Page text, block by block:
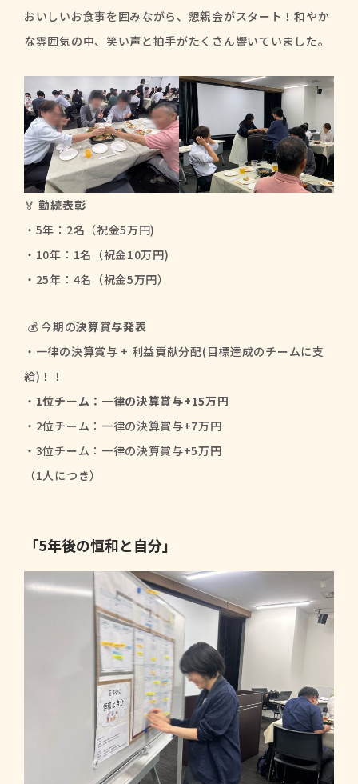
おいしいお食事を囲みながら、懇親会がスタート！和やか
な雰囲気の中、笑い声と拍手がたくさん響いていました。
🏅勤続表彰
・5年：2名（祝金5万円)
・10年：1名（祝金10万円)
・25年：4名（祝金5万円）
💰 今期の決算賞与発表
・一律の決算賞与 + 利益貢献分配(目標達成のチームに支
給)！！
・ 1位チーム：一律の決算賞与+15万円
・2位チーム：一律の決算賞与+7万円
・3位チーム：一律の決算賞与+5万円
（1人につき）
「5年後の恒和と自分」